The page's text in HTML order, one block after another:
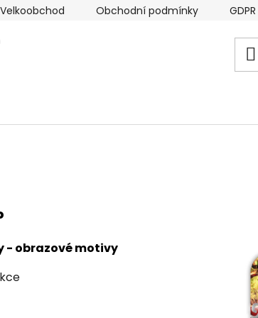
Velkoobchod Obchodní podmínky GDPR
- obrazové motivy